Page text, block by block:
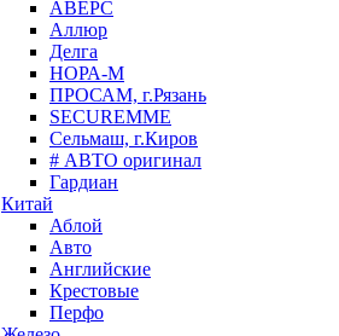
АВЕРС
Аллюр
Делга
НОРА-М
ПРОСАМ, г.Рязань
SECUREMME
Сельмаш, г.Киров
# АВТО оригинал
Гардиан
Китай
Аблой
Авто
Английские
Крестовые
Перфо